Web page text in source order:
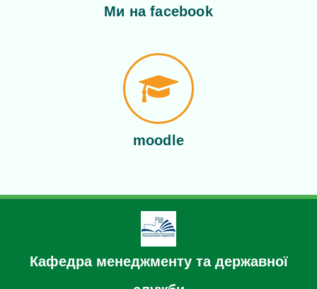
Ми на facebook
moodle
Кафедра менеджменту та державної